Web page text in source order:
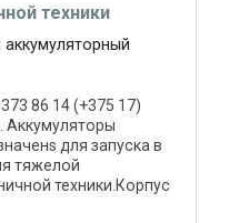
техники
86 14 (+375 17)
Аккумуляторы
для запуска в
тяжелой
техники.Корпус